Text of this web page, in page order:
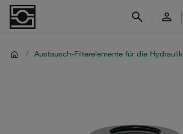
/ Austausch-Filterelemente für die Hydraulik